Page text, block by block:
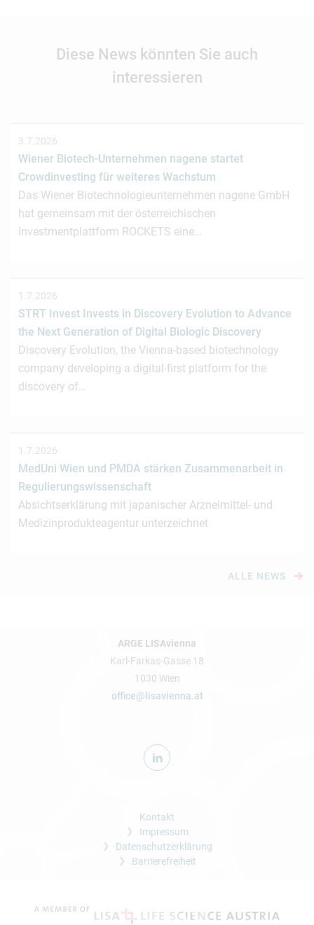
Diese News könnten Sie auch
interessieren
3.7.2026
Wiener Biotech-Unternehmen nagene startet
Crowdinvesting für weiteres Wachstum
Das Wiener Biotechnologieunternehmen nagene GmbH
hat gemeinsam mit der österreichischen
Investmentplattform ROCKETS eine…
1.7.2026
STRT Invest Invests in Discovery Evolution to Advance
the Next Generation of Digital Biologic Discovery
Discovery Evolution, the Vienna-based biotechnology
company developing a digital-first platform for the
discovery of…
1.7.2026
MedUni Wien und PMDA stärken Zusammenarbeit in
Regulierungswissenschaft
Absichtserklärung mit japanischer Arzneimittel- und
Medizinprodukteagentur unterzeichnet
ALLE NEWS
ARGE LISAvienna
Karl-Farkas-Gasse 18
1030 Wien
office@lisavienna.at
Kontakt
Impressum
Datenschutzerklärung
Barrierefreiheit